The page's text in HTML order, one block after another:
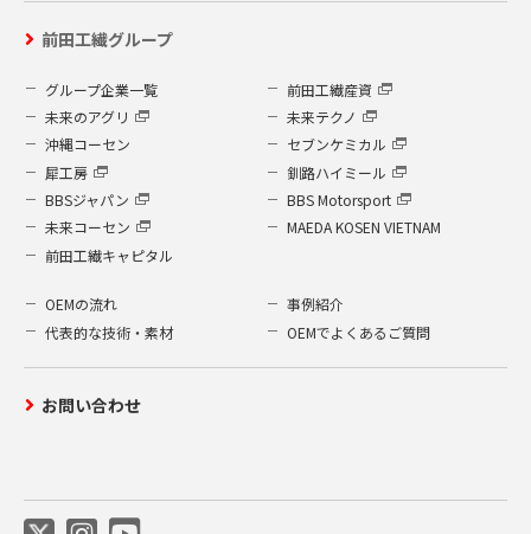
前田工繊グループ
グループ企業一覧
前田工繊産資
未来のアグリ
未来テクノ
沖縄コーセン
セブンケミカル
犀工房
釧路ハイミール
BBSジャパン
BBS Motorsport
未来コーセン
MAEDA KOSEN VIETNAM
前田工繊キャピタル
OEMの流れ
事例紹介
代表的な技術・素材
OEMでよくあるご質問
お問い合わせ